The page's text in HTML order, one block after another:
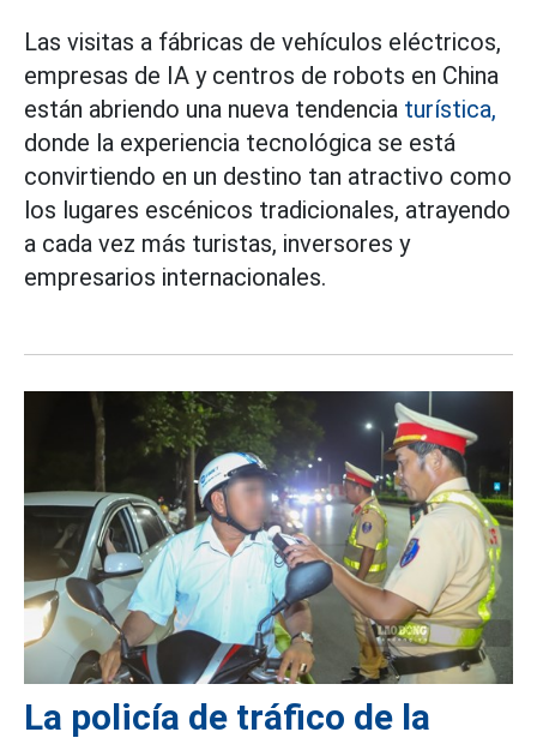
Las visitas a fábricas de vehículos eléctricos,
empresas de IA y centros de robots en China
están abriendo una nueva tendencia turística,
donde la experiencia tecnológica se está
convirtiendo en un destino tan atractivo como
los lugares escénicos tradicionales, atrayendo
a cada vez más turistas, inversores y
empresarios internacionales.
La policía de tráfico de la